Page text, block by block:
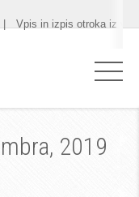
Vpis in izpis otroka iz
2019